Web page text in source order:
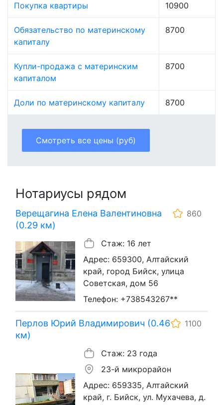
Покупка квартиры 10900
Обязательство по материнскому
капиталу
8700
Купли-продажа с материнским
капиталом
8700
Доли по материнскому капиталу 8700
Смотреть все цены (руб)
Нотариусы рядом
Верещагина Елена Валентиновна
(0.29 км)
860
Стаж: 16 лет
Адрес: 659300, Алтайский
край, город Бийск, улица
Советская, дом 56
Телефон: +738543267**
Перлов Юрий Владимирович (0.46
км)
1100
Стаж: 23 года
23-й микрорайон
Адрес: 659335, Алтайский
край, г. Бийск, ул. Мухачева, д.